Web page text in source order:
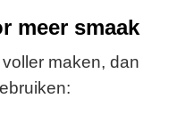
meer smaak
maken, dan